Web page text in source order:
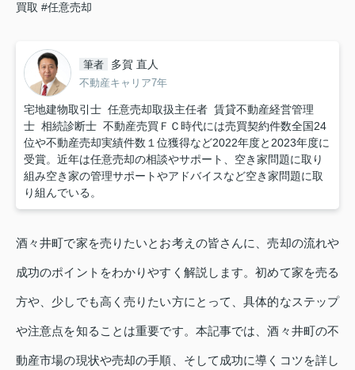
買取 #任意売却
筆者 多賀 直人
不動産キャリア7年
宅地建物取引士 任意売却取扱主任者 賃貸不動産経営管理
士 相続診断士 不動産売買ＦＣ時代には売買契約件数全国24
位や不動産売却実績件数１位獲得など2022年度と2023年度に
受賞。近年は任意売却の相談やサポート、空き家問題に取り
組み空き家の管理サポートやアドバイスなど空き家問題に取
り組んでいる。
酒々井町で家を売りたいとお考えの皆さんに、売却の流れや
成功のポイントをわかりやすく解説します。初めて家を売る
方や、少しでも高く売りたい方にとって、具体的なステップ
や注意点を知ることは重要です。本記事では、酒々井町の不
動産市場の現状や売却の手順、そして成功に導くコツを詳し